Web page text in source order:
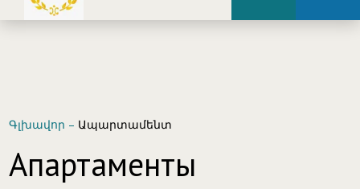
Գլխավոր – Ապարտամենտ
Апартаменты